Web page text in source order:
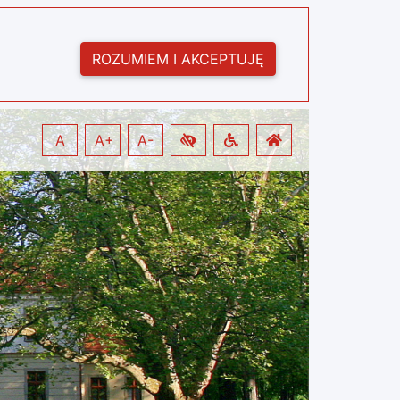
ROZUMIEM I AKCEPTUJĘ
A A+ A-